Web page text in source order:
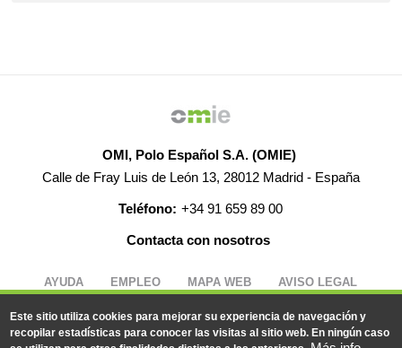
OMI, Polo Español S.A. (OMIE)
Calle de Fray Luis de León 13, 28012 Madrid - España
Teléfono: +34 91 659 89 00
Contacta con nosotros
© 2019-2026 - Todos los derechos reservados
AYUDA EMPLEO MAPA WEB AVISO LEGAL
Este sitio utiliza cookies para mejorar su experiencia de navegación y
recopilar estadísticas para conocer las visitas al sitio web. En ningún caso